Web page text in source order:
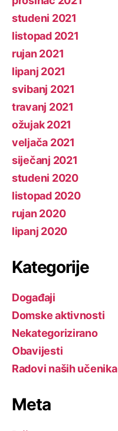
studeni 2021
listopad 2021
rujan 2021
lipanj 2021
svibanj 2021
travanj 2021
ožujak 2021
veljača 2021
siječanj 2021
studeni 2020
listopad 2020
rujan 2020
lipanj 2020
Kategorije
Događaji
Domske aktivnosti
Nekategorizirano
Obavijesti
Radovi naših učenika
Meta